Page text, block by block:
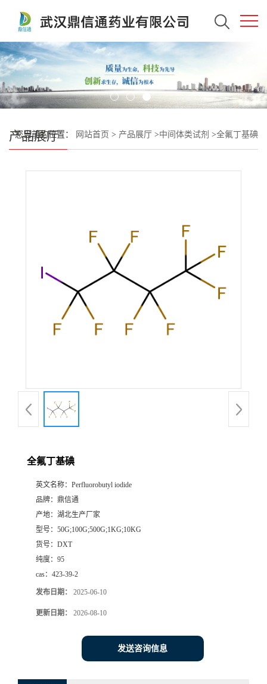
产品展厅
您当前的位置： 网站首页 > 产品展厅 >中间体类试剂 >全氟丁基碘
全氟丁基碘
英文名称： Perfluorobutyl iodide
品牌： 鼎信通
产地： 湖北生产厂家
型号： 50G;100G;500G;1KG;10KG
货号： DXT
纯度： 95
cas： 423-39-2
发布日期： 2025-06-10
更新日期： 2026-08-10
发送咨询信息